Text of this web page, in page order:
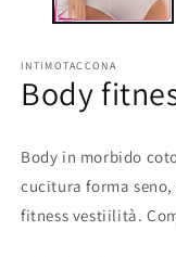
INTIMOTACCONA
Body
Body in morbido
cucitura forma
fitness vestiilità.